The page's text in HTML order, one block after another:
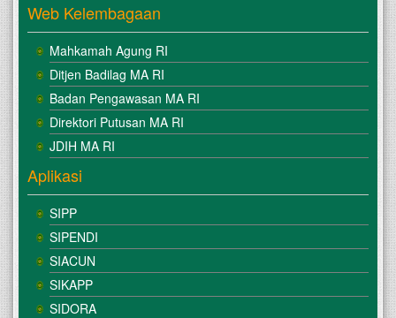
Web Kelembagaan
Mahkamah Agung RI
Ditjen Badilag MA RI
Badan Pengawasan MA RI
Direktori Putusan MA RI
JDIH MA RI
Aplikasi
SIPP
SIPENDI
SIACUN
SIKAPP
SIDORA